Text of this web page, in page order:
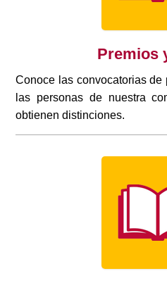
Premios
Conoce las convocatorias
las personas de nuestra
obtienen distinciones.